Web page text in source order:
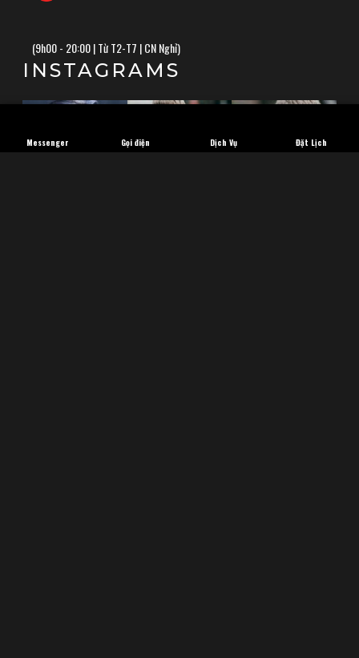
(9h00 - 20:00 | Từ T2-T7 | CN Nghỉ)
INSTAGRAMS
Đặt Lịch
Dịch Vụ
Gọi điện
Messenger